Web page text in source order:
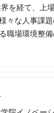
を経て、上
々な人事課
職場環境整